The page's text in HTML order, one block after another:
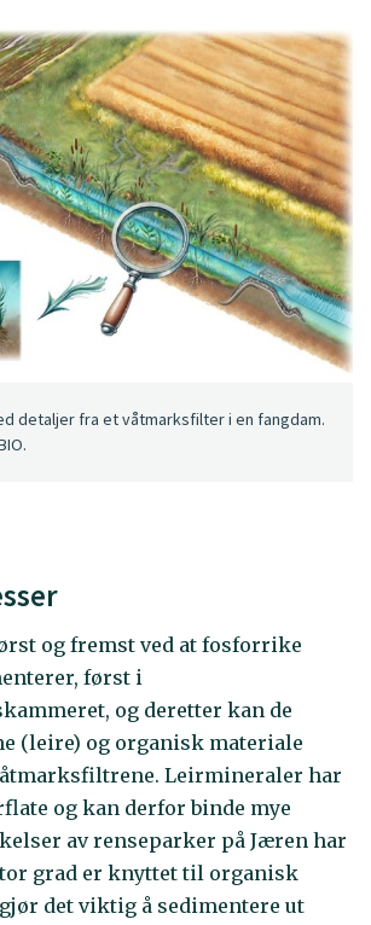
detaljer fra et våtmarksfilter i en fangdam.
og fremst ved at fosforrike
først i
og deretter kan de
(leire) og organisk materiale
Leirmineraler har
og kan derfor binde mye
av renseparker på Jæren har
grad er knyttet til organisk
det viktig å sedimentere ut